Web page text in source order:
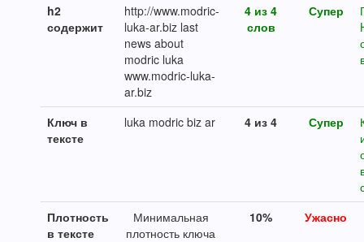
h2
содержит
http://www.modric-
luka-ar.biz last
news about
modric luka
www.modric-luka-
ar.biz
4 из 4
слов
Супер
Ключ в
тексте
luka modric biz ar 4 из 4 Супер
Плотность
в тексте
Минимальная
плотность ключа
10% Ужасно